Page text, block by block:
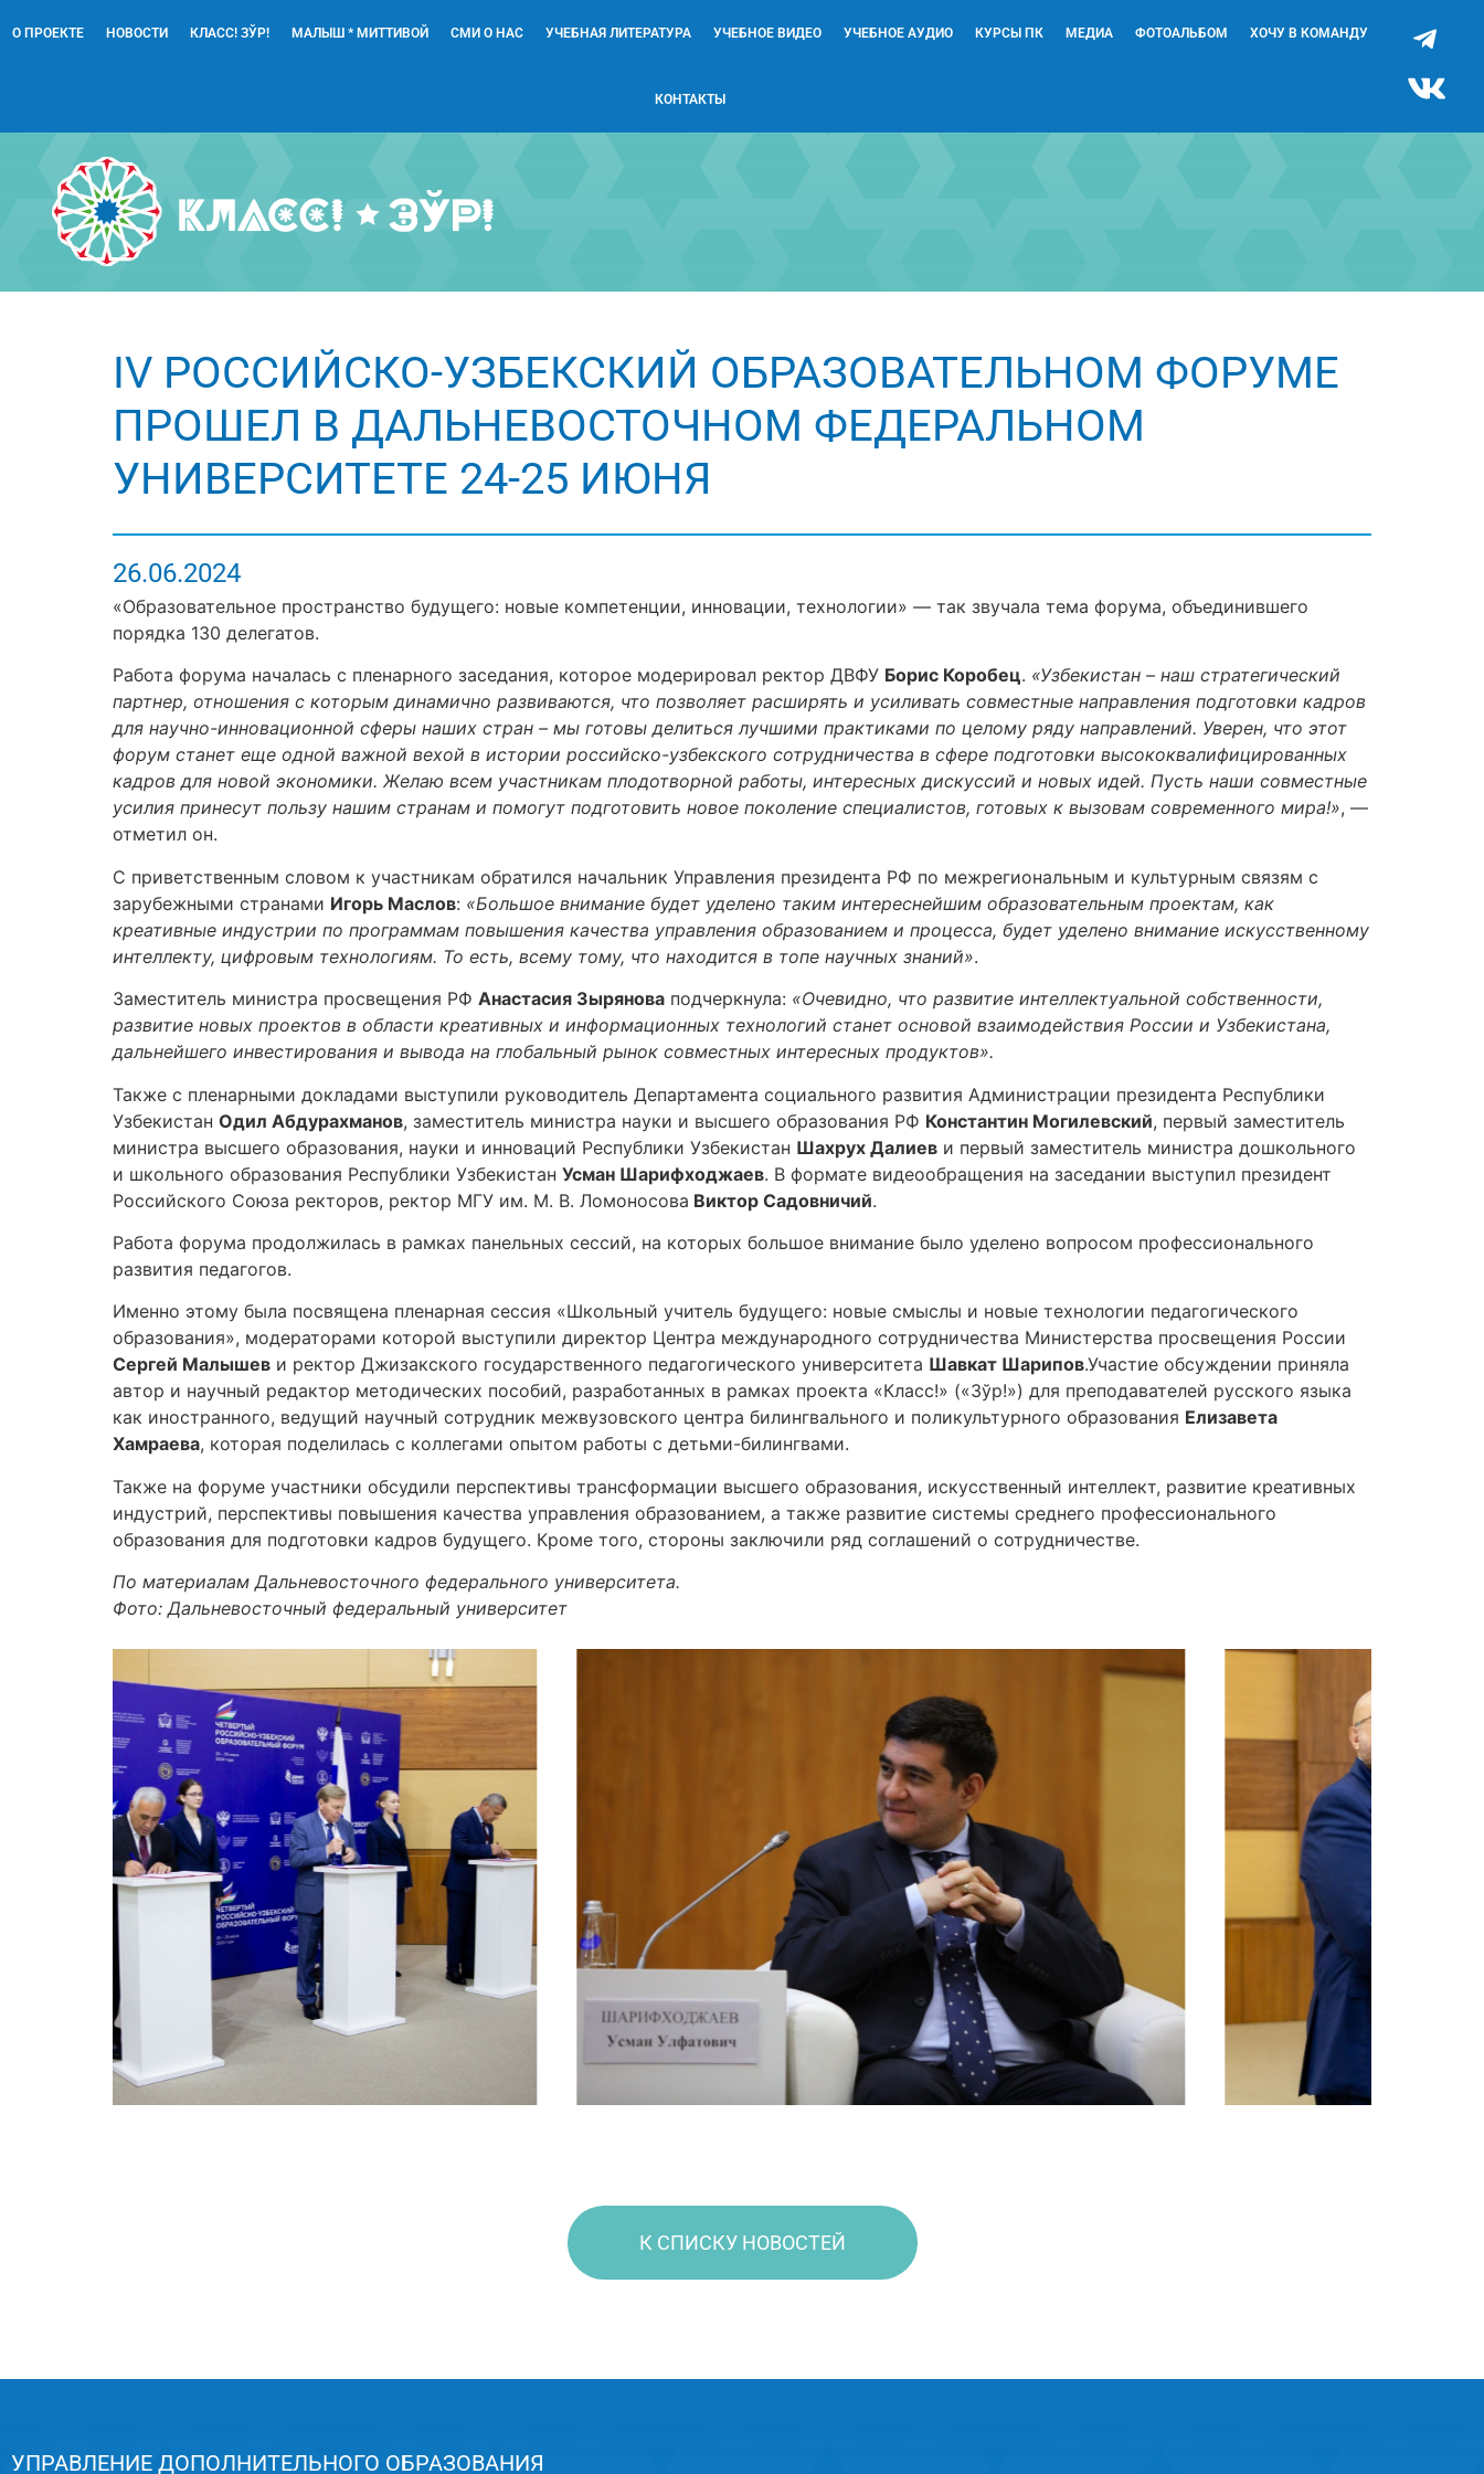
О ПРОЕКТЕ НОВОСТИ КЛАСС! ЗЎР! МАЛЫШ * МИТТИВОЙ СМИ О НАС УЧЕБНАЯ ЛИТЕРАТУРА УЧЕБНОЕ ВИДЕО УЧЕБНОЕ АУДИО КУРСЫ ПК МЕДИА ФОТОАЛЬБОМ ХОЧУ В КОМАНДУ
КОНТАКТЫ
IV РОССИЙСКО-УЗБЕКСКИЙ ОБРАЗОВАТЕЛЬНОМ ФОРУМЕ
ПРОШЕЛ В ДАЛЬНЕВОСТОЧНОМ ФЕДЕРАЛЬНОМ
УНИВЕРСИТЕТЕ 24-25 ИЮНЯ
26.06.2024
«Образовательное пространство будущего: новые компетенции, инновации, технологии» — так звучала тема форума, объединившего
порядка 130 делегатов.
Работа форума началась с пленарного заседания, которое модерировал ректор ДВФУ Борис Коробец. «Узбекистан – наш стратегический
партнер, отношения с которым динамично развиваются, что позволяет расширять и усиливать совместные направления подготовки кадров
для научно-инновационной сферы наших стран – мы готовы делиться лучшими практиками по целому ряду направлений. Уверен, что этот
форум станет еще одной важной вехой в истории российско-узбекского сотрудничества в сфере подготовки высококвалифицированных
кадров для новой экономики. Желаю всем участникам плодотворной работы, интересных дискуссий и новых идей. Пусть наши совместные
усилия принесут пользу нашим странам и помогут подготовить новое поколение специалистов, готовых к вызовам современного мира!», —
отметил он.
С приветственным словом к участникам обратился начальник Управления президента РФ по межрегиональным и культурным связям с
зарубежными странами Игорь Маслов: «Большое внимание будет уделено таким интереснейшим образовательным проектам, как
креативные индустрии по программам повышения качества управления образованием и процесса, будет уделено внимание искусственному
интеллекту, цифровым технологиям. То есть, всему тому, что находится в топе научных знаний».
Заместитель министра просвещения РФ Анастасия Зырянова подчеркнула: «Очевидно, что развитие интеллектуальной собственности,
развитие новых проектов в области креативных и информационных технологий станет основой взаимодействия России и Узбекистана,
дальнейшего инвестирования и вывода на глобальный рынок совместных интересных продуктов».
Также с пленарными докладами выступили руководитель Департамента социального развития Администрации президента Республики
Узбекистан Одил Абдурахманов, заместитель министра науки и высшего образования РФ Константин Могилевский, первый заместитель
министра высшего образования, науки и инноваций Республики Узбекистан Шахрух Далиев и первый заместитель министра дошкольного
и школьного образования Республики Узбекистан Усман Шарифходжаев. В формате видеообращения на заседании выступил президент
Российского Союза ректоров, ректор МГУ им. М. В. Ломоносова Виктор Садовничий.
Работа форума продолжилась в рамках панельных сессий, на которых большое внимание было уделено вопросом профессионального
развития педагогов.
Именно этому была посвящена пленарная сессия «Школьный учитель будущего: новые смыслы и новые технологии педагогического
образования», модераторами которой выступили директор Центра международного сотрудничества Министерства просвещения России
Сергей Малышев и ректор Джизакского государственного педагогического университета Шавкат Шарипов.Участие обсуждении приняла
автор и научный редактор методических пособий, разработанных в рамках проекта «Класс!» («Зўр!») для преподавателей русского языка
как иностранного, ведущий научный сотрудник межвузовского центра билингвального и поликультурного образования Елизавета
Хамраева, которая поделилась с коллегами опытом работы с детьми-билингвами.
Также на форуме участники обсудили перспективы трансформации высшего образования, искусственный интеллект, развитие креативных
индустрий, перспективы повышения качества управления образованием, а также развитие системы среднего профессионального
образования для подготовки кадров будущего. Кроме того, стороны заключили ряд соглашений о сотрудничестве.
По материалам Дальневосточного федерального университета.
Фото: Дальневосточный федеральный университет
К СПИСКУ НОВОСТЕЙ
УПРАВЛЕНИЕ ДОПОЛНИТЕЛЬНОГО ОБРАЗОВАНИЯ